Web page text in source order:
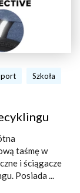
Szkoła
taśmę w
i ściągacze
Posiada ...